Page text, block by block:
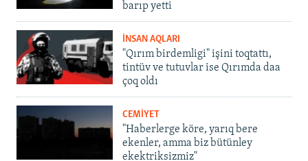
barıp yetti
İNSAN AQLARI
"Qırım birdemligi" işini toqtattı,
tintüv ve tutuvlar ise Qırımda daa
çoq oldı
CEMİYET
"Haberlerge köre, yarıq bere
ekenler, amma biz bütünley
ekektriksizmiz"